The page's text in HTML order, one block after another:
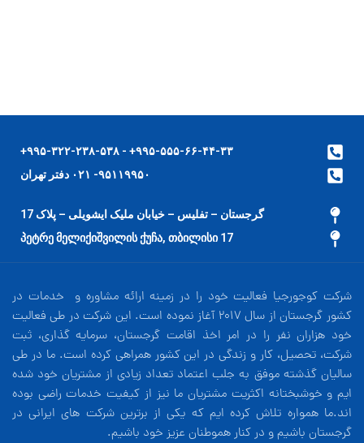
۹۹۵-۵۵۵-۶۶-۴۴-۳۳+ - ۹۹۵-۳۲۲-۲۳۸-۵۳۸+
۹۵۱۱۹۹۵۰- ۰۲۱ دفتر تهران
گرجستان – تفلیس – خیابان ملیک ایشویلی – پلاک 17
17 პეტრე მელიქიშვილის ქუჩა, თბილისი
شرکت کوجورجیا فعالیت خود را در زمینه ارائه مشاوره و خدمات در
کشور گرجستان از سال 2017 آغاز نموده است. این شرکت در طی فعالیت
خود هزاران نفر را در امر اخذ اقامت گرجستان، سرمایه گذاری، ثبت
شرکت، تحصیل، کار و زندگی در این کشور همراهی کرده است. ما در طی
سالیان گذشته موفق به جلب اعتماد تعداد زیادی از مشتریان خود شده
ایم و خوشبختانه اکثریت مشتریان ما نیز از کیفیت خدمات راضی بوده
اند.ما همواره تلاش کرده ایم که یکی از برترین شرکت های ایرانی در
گرجستان باشیم و در کنار هموطنان عزیز خود باشیم.